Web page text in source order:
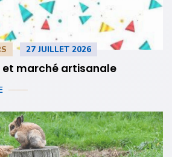
27 JUILLET 2026
marché artisanale